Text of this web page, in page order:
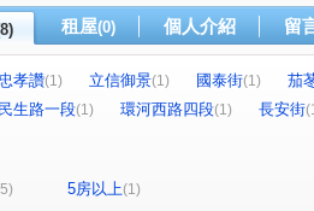
租屋(0) 個人介紹 留
孝讚(1) 立信御景(1) 國泰街(1)
茄
民生路一段(1) 環河西路四段(1) 長安街
5房以上(1)